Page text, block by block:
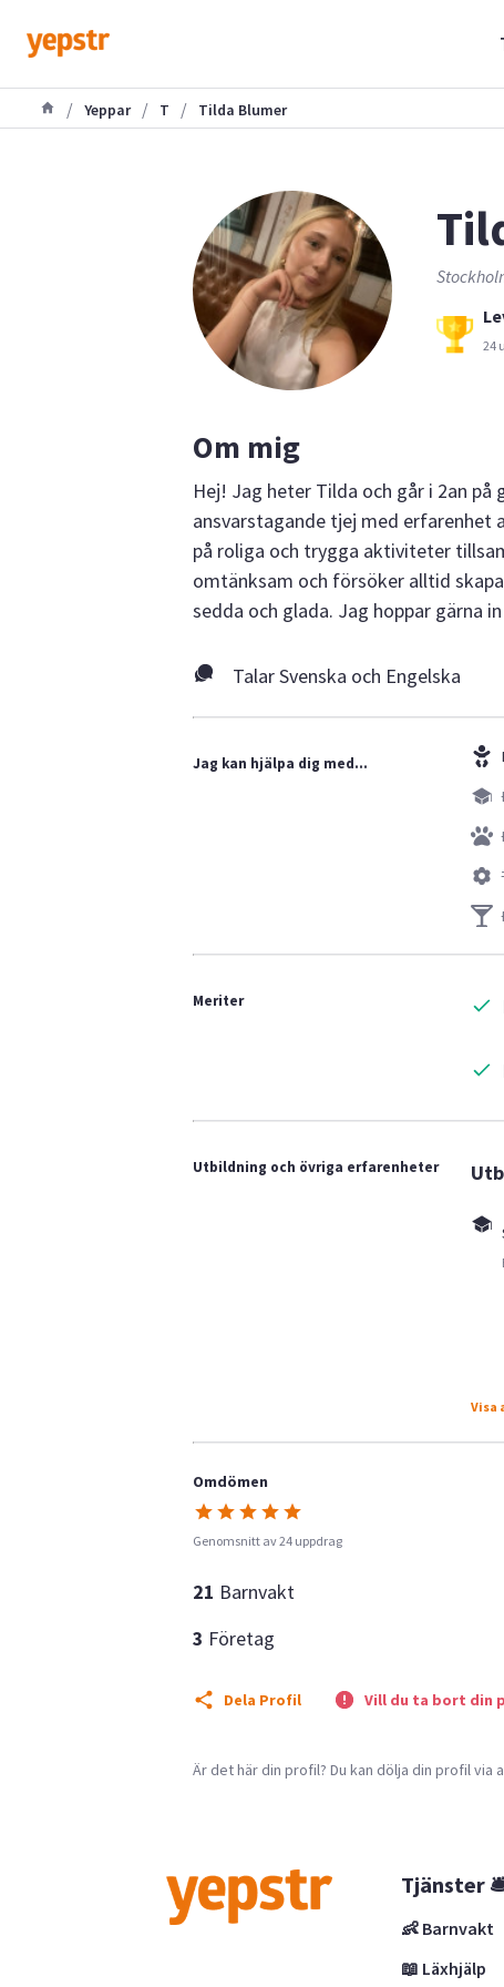
/ Yeppar / T / Tilda Blumer
24
Om mig
Hej! Jag heter Tilda och går i 2an
ansvarstagande tjej med erfarenhet
på roliga och trygga aktiviteter
omtänksam och försöker alltid
sedda och glada. Jag hoppar gärna
Talar Svenska och Engelska
Jag kan hjälpa dig med...
Meriter
Utbildning och övriga erfarenheter
Visa
Omdömen
Genomsnitt av 24 uppdrag
21 Barnvakt
3 Företag
Dela Profil Vill du ta bort din
Är det här din profil? Du kan dölja din profil via
Tjänster
👶 Barnvakt
📖 Läxhjälp